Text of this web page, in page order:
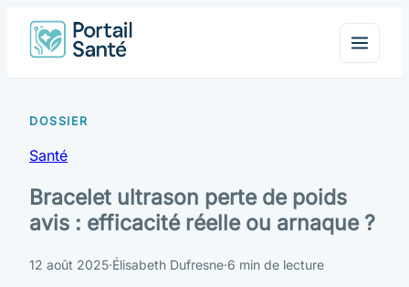
Santé
Bracelet ultrason perte de poids
avis : efficacité réelle ou arnaque ?
12 août 2025·Élisabeth Dufresne·6 min de lecture